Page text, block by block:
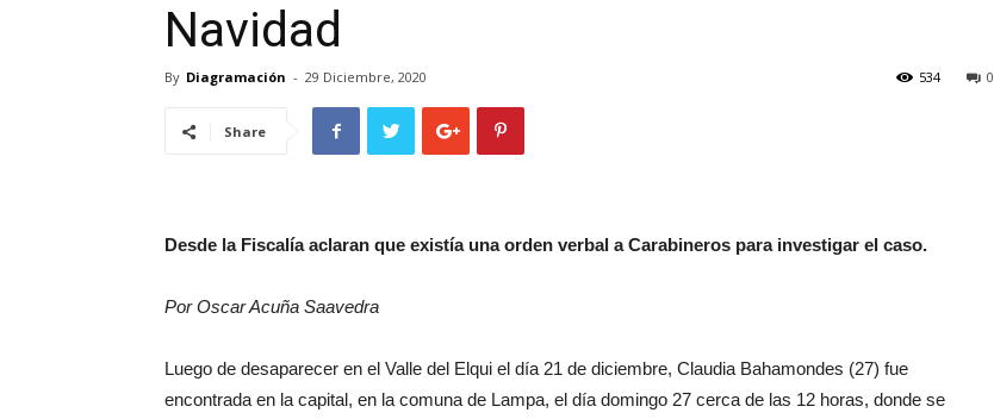
Navidad
By Diagramación - 29 Diciembre, 2020 0
534
Share
Desde la Fiscalía aclaran que existía una orden verbal a Carabineros para investigar el caso.
Por Oscar Acuña Saavedra
Luego de desaparecer en el Valle del Elqui el día 21 de diciembre, Claudia Bahamondes (27) fue
encontrada en la capital, en la comuna de Lampa, el día domingo 27 cerca de las 12 horas, donde se